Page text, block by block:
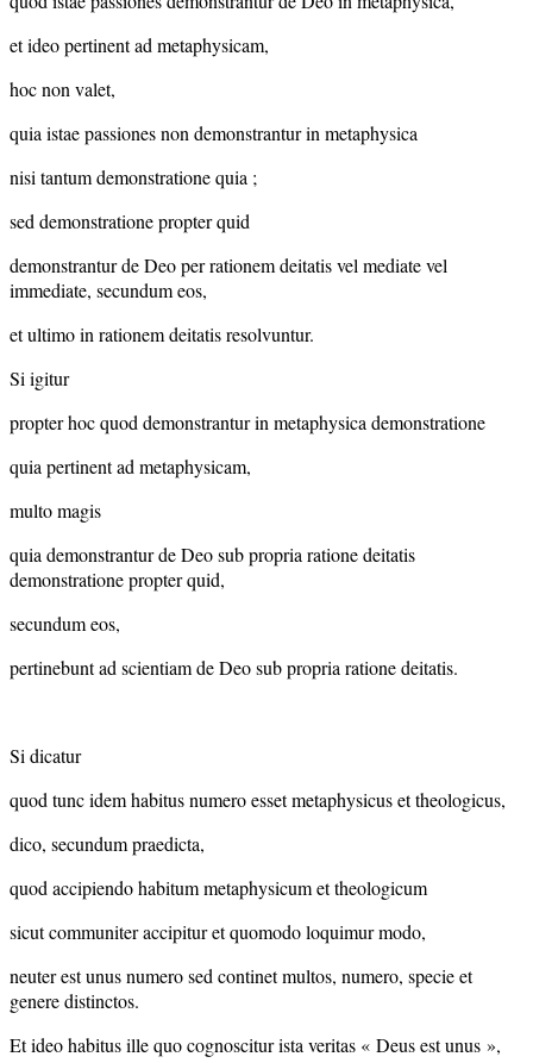
et ideo pertinent ad metaphysicam,
hoc non valet,
quia istae passiones non demonstrantur in metaphysica
nisi tantum demonstratione quia ;
sed demonstratione propter quid
demonstrantur de Deo per rationem deitatis vel mediate vel
immediate, secundum eos,
et ultimo in rationem deitatis resolvuntur.
Si igitur
propter hoc quod demonstrantur in metaphysica demonstratione
quia pertinent ad metaphysicam,
multo magis
quia demonstrantur de Deo sub propria ratione deitatis
demonstratione propter quid,
secundum eos,
pertinebunt ad scientiam de Deo sub propria ratione deitatis.
Si dicatur
quod tunc idem habitus numero esset metaphysicus et theologicus,
dico, secundum praedicta,
quod accipiendo habitum metaphysicum et theologicum
sicut communiter accipitur et quomodo loquimur modo,
neuter est unus numero sed continet multos, numero, specie et
genere distinctos.
Et ideo habitus ille quo cognoscitur ista veritas « Deus est unus »,